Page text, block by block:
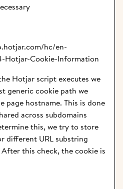
hc/en-
Hotjar-Cookie-Information
the Hotjar script executes we
generic cookie path we
page hostname. This is done
across subdomains
this, we try to store
different URL substring
this check, the cookie is